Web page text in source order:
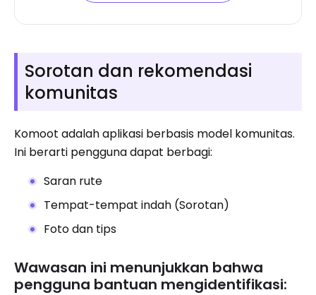
Sorotan dan rekomendasi
komunitas
Komoot adalah aplikasi berbasis model komunitas.
Ini berarti pengguna dapat berbagi:
Saran rute
Tempat-tempat indah (Sorotan)
Foto dan tips
Wawasan ini menunjukkan bahwa
pengguna bantuan mengidentifikasi: